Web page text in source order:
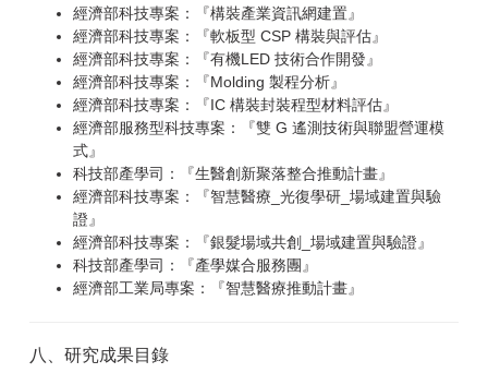
經濟部科技專案：『構裝產業資訊網建置』
經濟部科技專案：『軟板型 CSP 構裝與評估』
經濟部科技專案：『有機LED 技術合作開發』
經濟部科技專案：『Molding 製程分析』
經濟部科技專案：『IC 構裝封裝程型材料評估』
經濟部服務型科技專案：『雙 G 遙測技術與聯盟營運模
式』
科技部產學司：『生醫創新聚落整合推動計畫』
經濟部科技專案：『智慧醫療_光復學研_場域建置與驗
證』
經濟部科技專案：『銀髮場域共創_場域建置與驗證』
科技部產學司：『產學媒合服務團』
經濟部工業局專案：『智慧醫療推動計畫』
八、研究成果目錄